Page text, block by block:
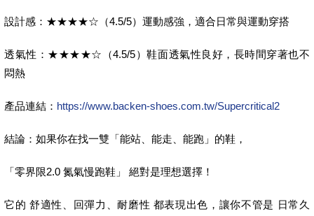
設計感：★★★★☆（4.5/5）運動感強，適合日常與運動穿搭
透氣性：★★★★☆（4.5/5）鞋面透氣性良好，長時間穿著也不
悶熱
產品連結： https://www.backen-shoes.com.tw/Supercritical2
結論：如果你在找一雙「能站、能走、能跑」的鞋，
「零界限2.0 氮氣慢跑鞋」 絕對是理想選擇！
它的 舒適性、回彈力、耐磨性 都表現出色，讓你不管是 日常久